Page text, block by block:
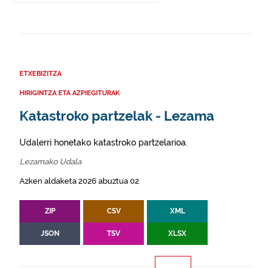
ETXEBIZITZA
HIRIGINTZA ETA AZPIEGITURAK
Katastroko partzelak - Lezama
Udalerri honetako katastroko partzelarioa.
Lezamako Udala
Azken aldaketa 2026 abuztua 02
ZIP CSV XML
JSON TSV XLSX